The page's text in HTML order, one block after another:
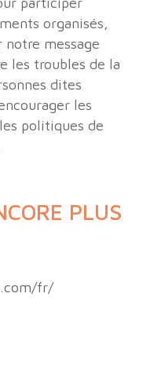
organisés,
message
les troubles de la
dites
les
politiques de
PLUS
fr/